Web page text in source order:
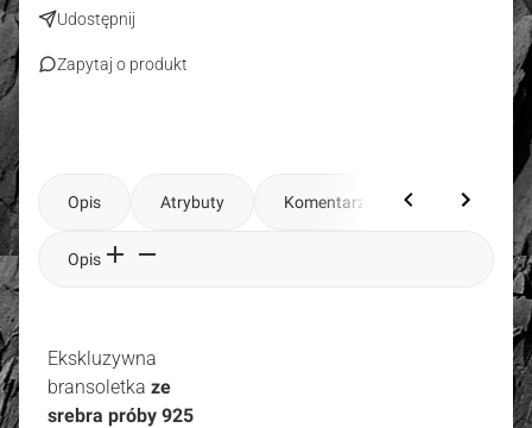
Udostępnij
Zapytaj o produkt
Opis Atrybuty Komentarze
Opis
Ekskluzywna
bransoletka ze
srebra próby 925